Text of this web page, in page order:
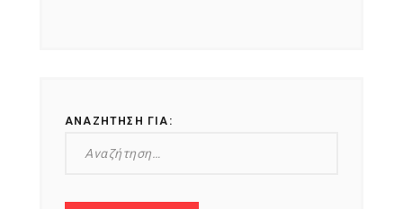
ΑΝΑΖΉΤΗΣΗ ΓΙΑ: